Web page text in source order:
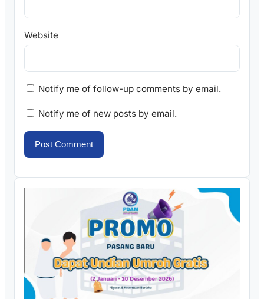
Website
Notify me of follow-up comments by email.
Notify me of new posts by email.